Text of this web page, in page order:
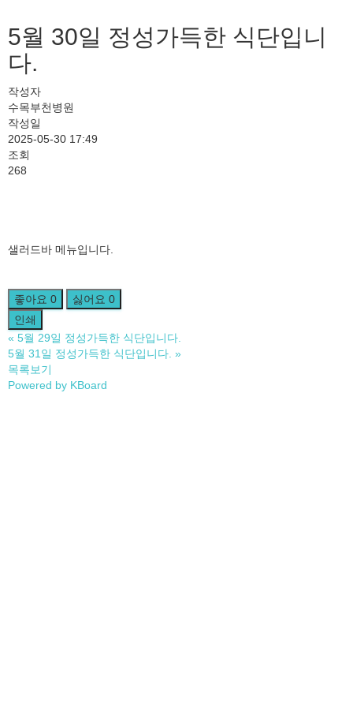
5월 30일 정성가득한 식단입니
다.
작성자
수목부천병원
작성일
2025-05-30 17:49
조회
268
샐러드바 메뉴입니다.
좋아요 0 싫어요 0
인쇄
« 5월 29일 정성가득한 식단입니다.
5월 31일 정성가득한 식단입니다. »
목록보기
Powered by KBoard